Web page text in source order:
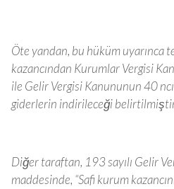
Öte yandan, bu hüküm uyarınca
kazancından Kurumlar Vergisi
ile Gelir Vergisi Kanununun 40
giderlerin indirileceği
Diğer taraftan, 193 sayılı Gelir
maddesinde, “Safi kurum